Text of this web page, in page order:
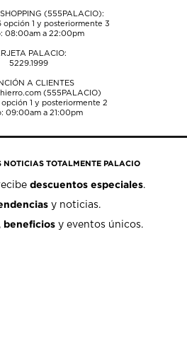
(555PALACIO):
opción 1 y posteriormente 3
08:00am a 22:00pm
PALACIO:
5229.1999
A CLIENTES
(555PALACIO)
1 y posteriormente 2
09:00am a 21:00pm
NOTICIAS TOTALMENTE PALACIO
descuentos especiales.
y noticias.
beneficios y eventos únicos.